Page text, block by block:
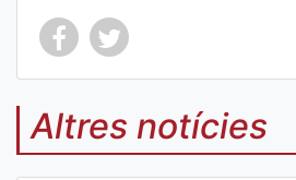
Co
mp
art
Co
mp
art
Altres notícies